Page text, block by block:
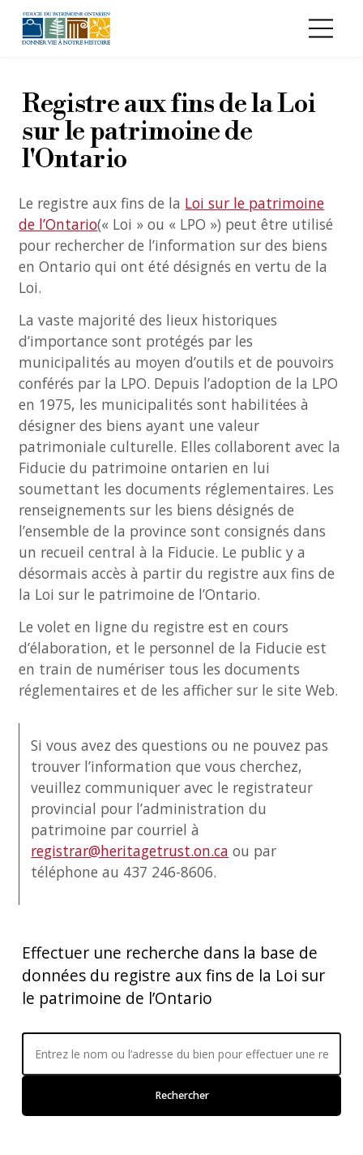
Registre aux fins de la Loi
sur le patrimoine de
l'Ontario
Le registre aux fins de la Loi sur le patrimoine
de l’Ontario(« Loi » ou « LPO ») peut être utilisé
pour rechercher de l’information sur des biens
en Ontario qui ont été désignés en vertu de la
Loi.
La vaste majorité des lieux historiques
d’importance sont protégés par les
municipalités au moyen d’outils et de pouvoirs
conférés par la LPO. Depuis l’adoption de la LPO
en 1975, les municipalités sont habilitées à
désigner des biens ayant une valeur
patrimoniale culturelle. Elles collaborent avec la
Fiducie du patrimoine ontarien en lui
soumettant les documents réglementaires. Les
renseignements sur les biens désignés de
l’ensemble de la province sont consignés dans
un recueil central à la Fiducie. Le public y a
désormais accès à partir du registre aux fins de
la Loi sur le patrimoine de l’Ontario.
Le volet en ligne du registre est en cours
d’élaboration, et le personnel de la Fiducie est
en train de numériser tous les documents
réglementaires et de les afficher sur le site Web.
Si vous avez des questions ou ne pouvez pas
trouver l’information que vous cherchez,
veuillez communiquer avec le registrateur
provincial pour l’administration du
patrimoine par courriel à
registrar@heritagetrust.on.ca ou par
téléphone au 437 246-8606.
Effectuer une recherche dans la base de
données du registre aux fins de la Loi sur
le patrimoine de l’Ontario